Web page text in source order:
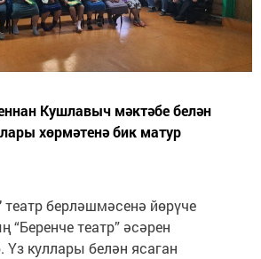
Кушлавыч мәктәбе белән
хөрмәтенә бик матур
берләшмәсенә йөрүче
“Беренче театр” әсәрен
Үз куллары белән ясаган